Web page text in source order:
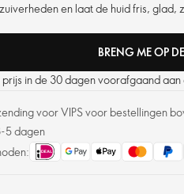
en laat de huid fris, glad,
BRENG ME OP
in de 30 dagen voorafgaand
voor VIPS voor bestellingen
5 dagen